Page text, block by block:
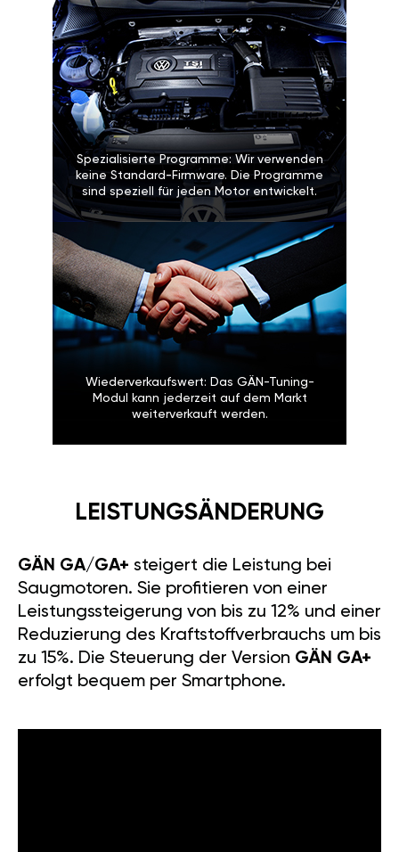
Spezialisierte Programme: Wir verwenden
keine Standard-Firmware. Die Programme
sind speziell für jeden Motor entwickelt.
Wiederverkaufswert: Das GÄN-Tuning-
Modul kann jederzeit auf dem Markt
weiterverkauft werden.
LEISTUNGSÄNDERUNG
GÄN GA/GA+ steigert die Leistung bei
Saugmotoren. Sie profitieren von einer
Leistungssteigerung von bis zu 12% und einer
Reduzierung des Kraftstoffverbrauchs um bis
zu 15%. Die Steuerung der Version GÄN GA+
erfolgt bequem per Smartphone.